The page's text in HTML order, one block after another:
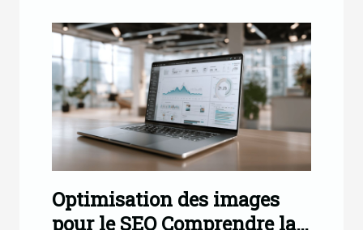
Optimisation des images
pour le SEO Comprendre la